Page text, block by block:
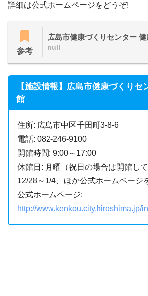
詳細は公式ホームページをどうぞ!
参考
広島市健康づくりセンター
null
【施設情報】広島市健康づくりセ
館
住所: 広島市中区千田町3-8-6
電話: 082-246-9100
開館時間: 9:00～17:00
休館日: 月曜（祝日の場合は開館して
12/28～1/4、ほか公式ホームページ
公式ホームページ:
http://www.kenkou.city.hiroshima.jp/